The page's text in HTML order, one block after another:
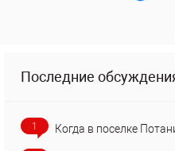
Последние
1 Когда в поселке